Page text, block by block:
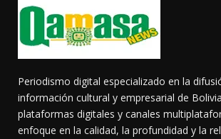
Periodismo digital especializado en la
información cultural y empresarial de
plataformas digitales y canales
enfoque en la calidad, la profundidad y la